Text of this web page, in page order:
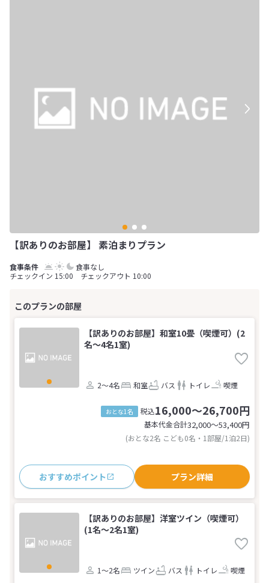
【訳ありのお部屋】 素泊まりプラン
食事なし
チェックイン 15:00 チェックアウト 10:00
【訳ありのお部屋】和室10畳（喫煙可）(2
名～4名1室)
2～4名 和室 バス トイレ 喫煙
おとな1名 税込16,000～26,700円
基本代金合計32,000〜53,400円
(おとな2名 こども0名・1部屋/1泊2日)
おすすめポイント プラン詳細
【訳ありのお部屋】洋室ツイン（喫煙可）
(1名～2名1室)
1～2名 ツイン バス トイレ 喫煙